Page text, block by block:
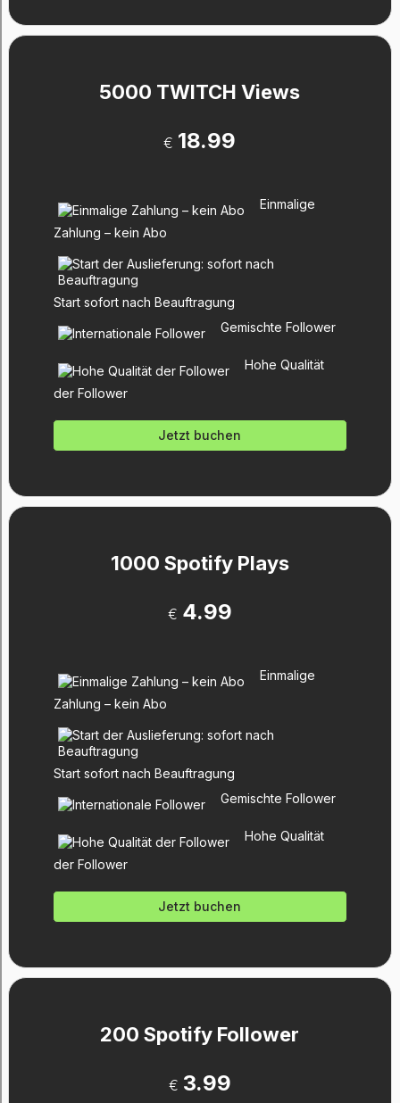
5000 TWITCH Views
€ 18.99
Einmalige
Zahlung – kein Abo
Start sofort nach Beauftragung
Gemischte Follower
Hohe Qualität
der Follower
Jetzt buchen
1000 Spotify Plays
€ 4.99
Einmalige
Zahlung – kein Abo
Start sofort nach Beauftragung
Gemischte Follower
Hohe Qualität
der Follower
Jetzt buchen
200 Spotify Follower
€ 3.99